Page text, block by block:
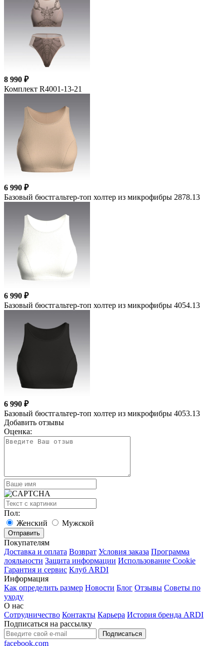
8 990 ₽
Комплект R4001-13-21
6 990 ₽
Базовый бюстгальтер-топ холтер из микрофибры 2878.13
6 990 ₽
Базовый бюстгальтер-топ холтер из микрофибры 4054.13
6 990 ₽
Базовый бюстгальтер-топ холтер из микрофибры 4053.13
Добавить отзывы
Оценка:
Пол:
Женский
Мужской
Покупателям
Доставка и оплата Возврат Условия заказа Программа
лояльности Защита информации Использование Cookie
Гарантия и сервис Клуб ARDI
Информация
Как определить размер Новости Блог Отзывы Советы по
уходу
О нас
Сотрудничество Контакты Карьера История бренда ARDI
Подписаться на рассылку
Подписаться
facebook.com